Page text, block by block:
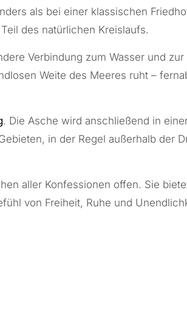
als bei einer klassischen
des natürlichen Kreislaufs.
Verbindung zum Wasser und
Weite des Meeres ruht –
. Die Asche wird anschließend in
in der Regel außerhalb der
aller Konfessionen offen. Sie
von Freiheit, Ruhe und